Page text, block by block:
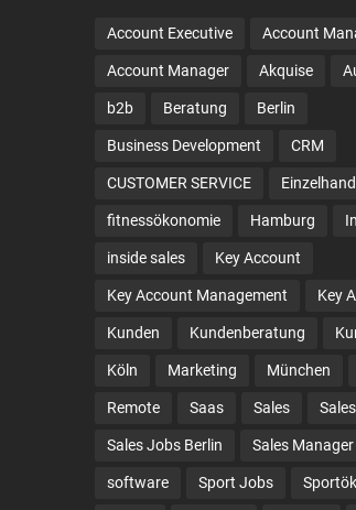
Account Executive Account
Account Manager Akquise
b2b Beratung Berlin
Business Development CRM
CUSTOMER SERVICE
fitnessökonomie Hamburg
inside sales Key Account
Key Account Management Key
Kunden Kundenberatung
Köln Marketing München
Remote Saas Sales
Sales Jobs Berlin Sales Manager
software Sport Jobs